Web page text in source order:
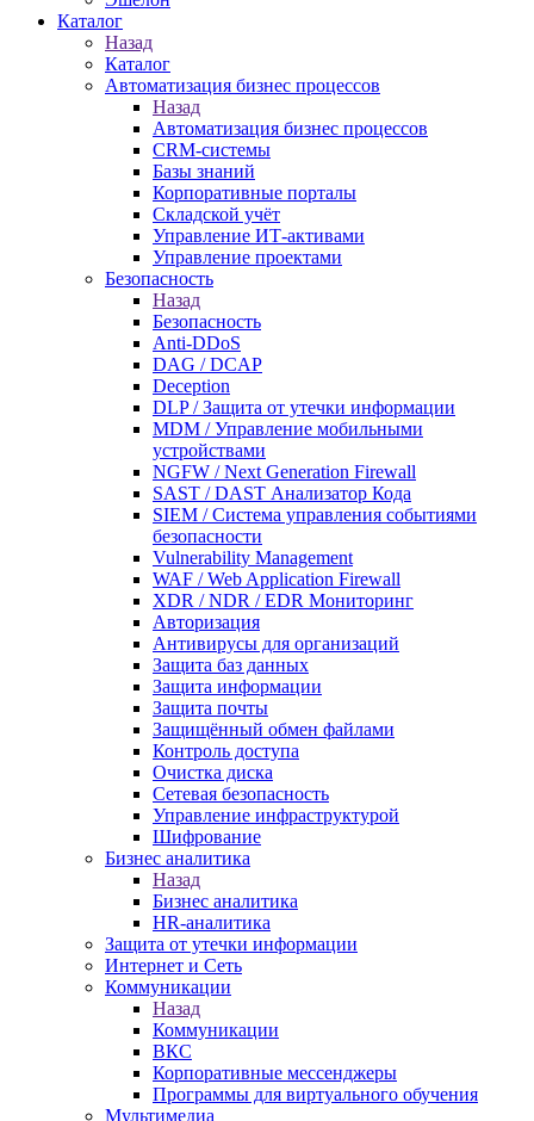
Каталог
Назад
Каталог
Автоматизация бизнес процессов
Назад
Автоматизация бизнес процессов
CRM-системы
Базы знаний
Корпоративные порталы
Складской учёт
Управление ИТ-активами
Управление проектами
Безопасность
Назад
Безопасность
Anti-DDoS
DAG / DCAP
Deception
DLP / Защита от утечки информации
MDM / Управление мобильными
устройствами
NGFW / Next Generation Firewall
SAST / DAST Анализатор Кода
SIEM / Система управления событиями
безопасности
Vulnerability Management
WAF / Web Application Firewall
XDR / NDR / EDR Мониторинг
Авторизация
Антивирусы для организаций
Защита баз данных
Защита информации
Защита почты
Защищённый обмен файлами
Контроль доступа
Очистка диска
Сетевая безопасность
Управление инфраструктурой
Шифрование
Бизнес аналитика
Назад
Бизнес аналитика
HR-аналитика
Защита от утечки информации
Интернет и Сеть
Коммуникации
Назад
Коммуникации
ВКС
Корпоративные мессенджеры
Программы для виртуального обучения
Мультимедиа